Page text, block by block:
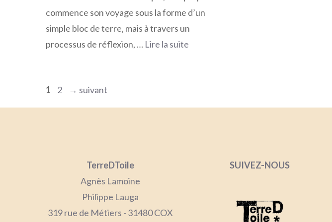
commence son voyage sous la forme d’un
simple bloc de terre, mais à travers un
processus de réflexion, … Lire la suite
Page
1 Page
2 → suivant
TerreDToile
Agnès Lamoine
Philippe Lauga
319 rue de Métiers - 31480 COX
SUIVEZ-NOUS